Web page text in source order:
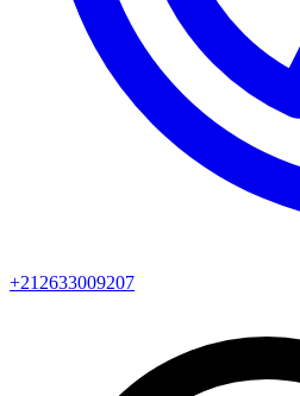
+212633009207